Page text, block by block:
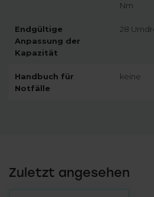
Nm
Endgültige
Anpassung der
Kapazität
28
Handbuch für
Notfälle
keine
Zuletzt angesehen